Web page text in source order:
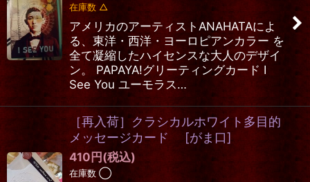
在庫数 △
アメリカのアーティストANAHATAによ
る、東洋・西洋・ヨーロピアンカラー を
全て凝縮したハイセンスな大人のデザイ
ン。 PAPAYA!グリーティングカード I
See You ユーモラス…
［再入荷］クラシカルホワイト多目的
メッセージカード
[がま口]
410 円 (税込)
在庫数 ◯